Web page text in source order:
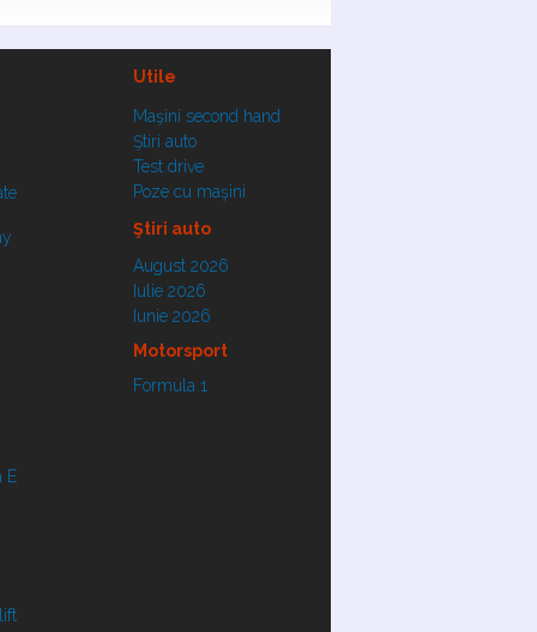
Utile
E
Maşini second hand
Ştiri auto
Test drive
Poze cu maşini
Ştiri auto
August 2026
Iulie 2026
Iunie 2026
Motorsport
Formula 1